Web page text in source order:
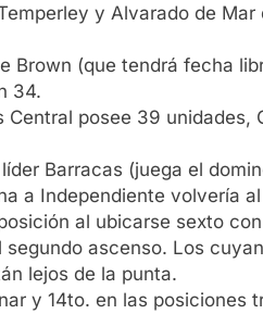
y Alvarado de
Brown (que tendrá fecha
34.
Central posee 39
Barracas (juega el
a Independiente volvería
al ubicarse sexto
ascenso. Los
lejos de la punta.
y 14to. en las